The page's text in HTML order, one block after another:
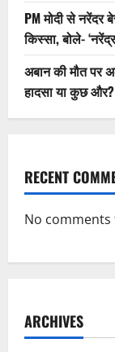
PM मोदी से नरेंदर
किस्सा, बोले-
अबान की मौत पर
हादसा या कुछ और?
RECENT
No comments
ARCHIVES